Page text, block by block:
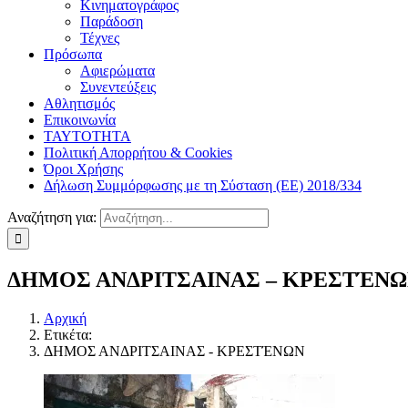
Κινηματογράφος
Παράδοση
Τέχνες
Πρόσωπα
Αφιερώματα
Συνεντεύξεις
Αθλητισμός
Επικοινωνία
ΤΑΥΤΟΤΗΤΑ
Πολιτική Απορρήτου & Cookies
Όροι Χρήσης
Δήλωση Συμμόρφωσης με τη Σύσταση (ΕΕ) 2018/334
Αναζήτηση για:
ΔΗΜΟΣ ΑΝΔΡΙΤΣΑΙΝΑΣ –
Αρχική
Ετικέτα:
ΔΗΜΟΣ ΑΝΔΡΙΤΣΑΙΝΑΣ - ΚΡΕΣΤΈΝΩΝ